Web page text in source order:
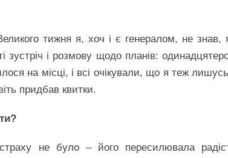
тижня я, хоч і є генералом, не знав,
і розмову щодо планів:
на місці, і всі очікували, що я теж
придбав квитки.
не було – його пересилювала